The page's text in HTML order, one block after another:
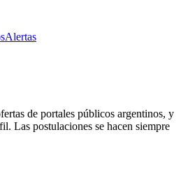
Alertas
de portales públicos argentinos, y
Las postulaciones se hacen siempre